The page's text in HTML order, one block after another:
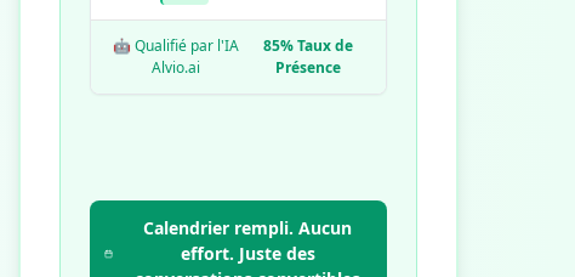
🤖 Qualifié par l'IA
Alvio.ai
85% Taux de
Présence
Calendrier rempli. Aucun
effort. Juste des